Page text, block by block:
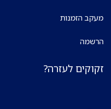
מעקב הזמנות
הרשמה
זקוקים לעזרה?